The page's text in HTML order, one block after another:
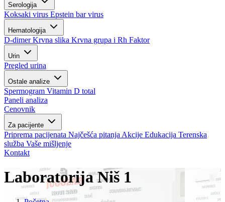
Serologija
Koksaki virus Epstein bar virus
Hematologija
D-dimerKrvna slika Krvna grupa i Rh Faktor
Urin
Pregled urina
Ostale analize
Spermogram Vitamin D total
Paneli analiza
Cenovnik
Za pacijente
Priprema pacijenata Najčešća pitanja Akcije Edukacija Terenska
služba Vaše mišljenje
Kontakt
Laboratorija Niš 1